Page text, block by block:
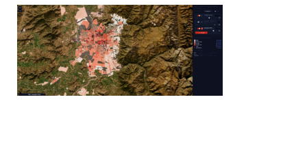
VINCULACIÓN CON EL MEDIO
ALUMNI
PLATAFORMA VUT